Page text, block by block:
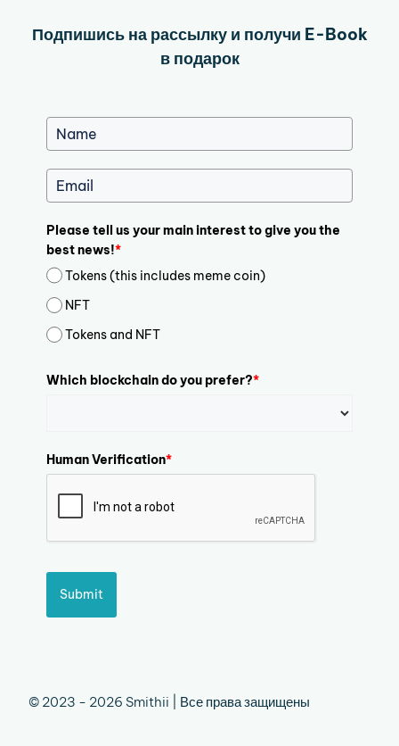
Подпишись на рассылку и получи E-Book
в подарок
Please tell us your main interest to give you the
best news!*
Tokens (this includes meme coin)
NFT
Tokens and NFT
Which blockchain do you prefer?*
Human Verification*
Submit
© 2023 - 2026 Smithii | Все права защищены